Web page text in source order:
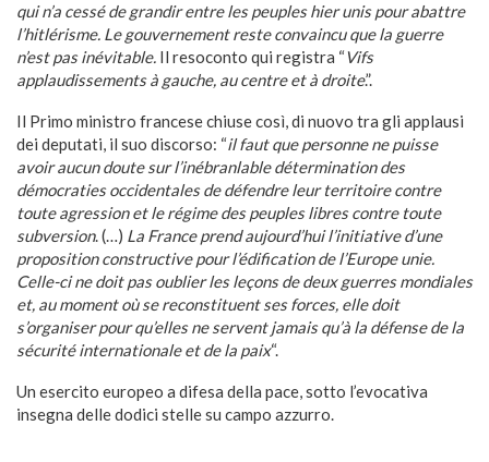
qui n’a cessé de grandir entre les peuples hier unis pour abattre
l’hitlérisme. Le gouvernement reste convaincu que la guerre
n’est pas inévitable. Il resoconto qui registra “Vifs
applaudissements à gauche, au centre et à droite.”.
Il Primo ministro francese chiuse così, di nuovo tra gli applausi
dei deputati, il suo discorso: “il faut que personne ne puisse
avoir aucun doute sur l’inébranlable détermination des
démocraties occidentales de défendre leur territoire contre
toute agression et le régime des peuples libres contre toute
subversion. (…) La France prend aujourd’hui l’initiative d’une
proposition constructive pour l’édification de l’Europe unie.
Celle-ci ne doit pas oublier les leçons de deux guerres mondiales
et, au moment où se reconstituent ses forces, elle doit
s’organiser pour qu’elles ne servent jamais qu’à la défense de la
sécurité internationale et de la paix“.
Un esercito europeo a difesa della pace, sotto l’evocativa
insegna delle dodici stelle su campo azzurro.